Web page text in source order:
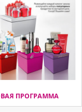
ПРОГРАММА